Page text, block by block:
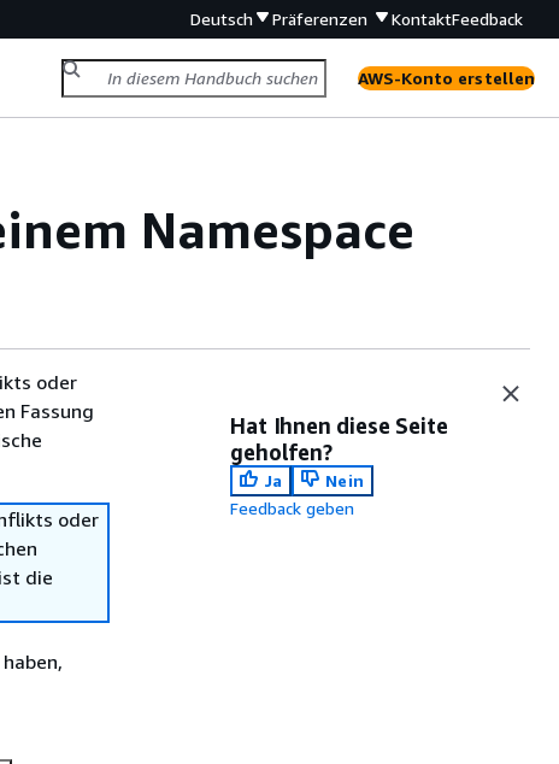
Deutsch Präferenzen KontaktFeedback
AWS-Konto erstellen
Namespace
oder
Fassung
oder
die
Hat Ihnen diese Seite
geholfen?
Ja
Nein
Feedback geben